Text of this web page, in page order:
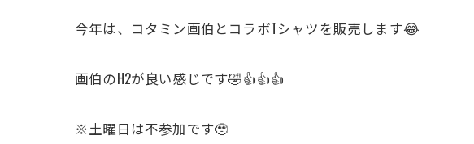
今年は、コタミン画伯とコラボTシャツを販売します😂
画伯のH2が良い感じです🤣👍👍👍
※土曜日は不参加です🥹